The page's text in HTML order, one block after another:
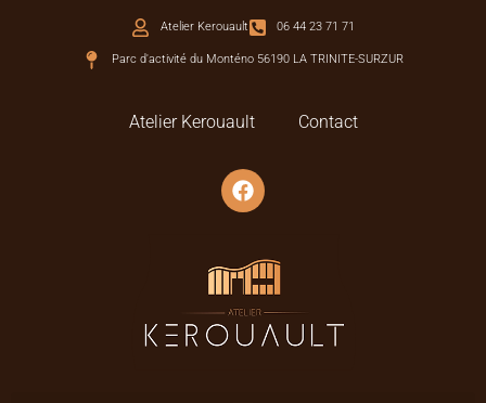
Atelier Kerouault 06 44 23 71 71
Parc d'activité du Monténo 56190 LA TRINITE-SURZUR
Atelier Kerouault Contact